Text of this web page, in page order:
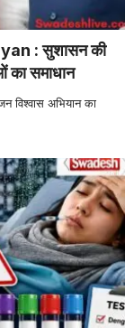
: सुशासन की
का समाधान
अभियान का